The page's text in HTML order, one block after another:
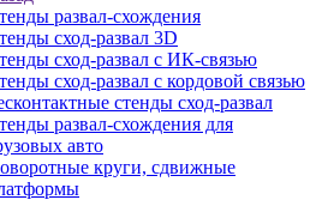
развал-схождения
сход-развал 3D
сход-развал с ИК-связью
сход-развал с кордовой связью
стенды сход-развал
развал-схождения для
авто
круги, сдвижные